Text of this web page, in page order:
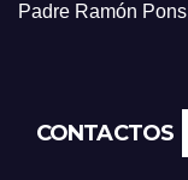
Padre Ramón Pons
CONTACTOS